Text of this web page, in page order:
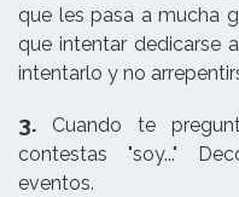
que les pasa a mucha
que intentar dedicarse
intentarlo y no
3.
Cuando te
contestas "soy..."
eventos.